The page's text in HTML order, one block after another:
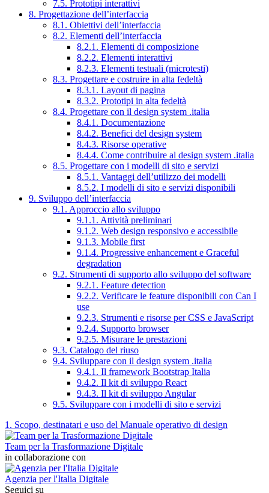
7.5. Prototipi interattivi
8. Progettazione dell’interfaccia
8.1. Obiettivi dell’interfaccia
8.2. Elementi dell’interfaccia
8.2.1. Elementi di composizione
8.2.2. Elementi interattivi
8.2.3. Elementi testuali (microtesti)
8.3. Progettare e costruire in alta fedeltà
8.3.1. Layout di pagina
8.3.2. Prototipi in alta fedeltà
8.4. Progettare con il design system .italia
8.4.1. Documentazione
8.4.2. Benefici del design system
8.4.3. Risorse operative
8.4.4. Come contribuire al design system .italia
8.5. Progettare con i modelli di sito e servizi
8.5.1. Vantaggi dell’utilizzo dei modelli
8.5.2. I modelli di sito e servizi disponibili
9. Sviluppo dell’interfaccia
9.1. Approccio allo sviluppo
9.1.1. Attività preliminari
9.1.2. Web design responsivo e accessibile
9.1.3. Mobile first
9.1.4. Progressive enhancement e Graceful
degradation
9.2. Strumenti di supporto allo sviluppo del software
9.2.1. Feature detection
9.2.2. Verificare le feature disponibili con Can I
use
9.2.3. Strumenti e risorse per CSS e JavaScript
9.2.4. Supporto browser
9.2.5. Misurare le prestazioni
9.3. Catalogo del riuso
9.4. Sviluppare con il design system .italia
9.4.1. Il framework Bootstrap Italia
9.4.2. Il kit di sviluppo React
9.4.3. Il kit di sviluppo Angular
9.5. Sviluppare con i modelli di sito e servizi
1. Scopo, destinatari e uso del Manuale operativo di design
Team per la Trasformazione Digitale
in collaborazione con
Agenzia per l'Italia Digitale
Seguici su